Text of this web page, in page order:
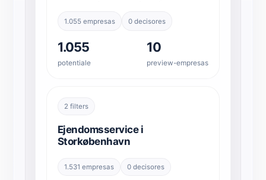
1.055 empresas 0 decisores
1.055
potentiale
10
preview-empresas
2 filters
Ejendomsservice i
Storkøbenhavn
1.531 empresas 0 decisores